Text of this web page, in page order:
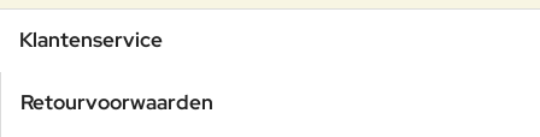
Klantenservice
Retourvoorwaarden